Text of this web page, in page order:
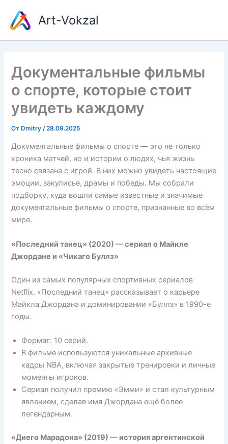
содержимому
Art-Vokzal
Документальные фильмы
о спорте, которые стоит
увидеть каждому
ОтDmitry /28.09.2025
Документальные фильмы о спорте — это не только
хроника матчей, но и истории о людях, чья жизнь
тесно связана с игрой. В них можно увидеть настоящие
эмоции, закулисье, драмы и победы. Мы собрали
подборку, куда вошли самые известные и значимые
документальные фильмы о спорте, признанные во всём
мире.
«Последний танец» (2020) — сериал о Майкле
Джордане и «Чикаго Буллз»
Один из самых популярных спортивных сериалов
Netflix. «Последний танец» рассказывает о карьере
Майкла Джордана и доминировании «Буллз» в 1990-е
годы.
Формат: 10 серий.
В фильме используются уникальные архивные
кадры NBA, включая закрытые тренировки и личные
моменты игроков.
Сериал получил премию «Эмми» и стал культурным
явлением, сделав имя Джордана ещё более
легендарным.
«Диего Марадона» (2019) — история аргентинской